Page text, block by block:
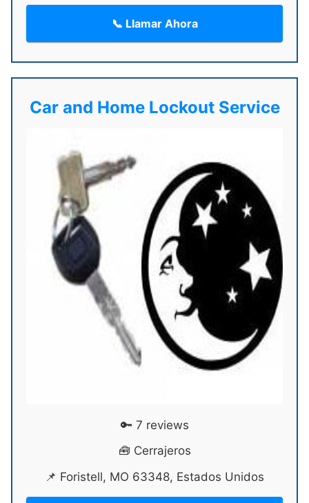
📞 Llamar Ahora
Car and Home Lockout Service
🔑 7 reviews
🧰 Cerrajeros
📌 Foristell, MO 63348, Estados Unidos